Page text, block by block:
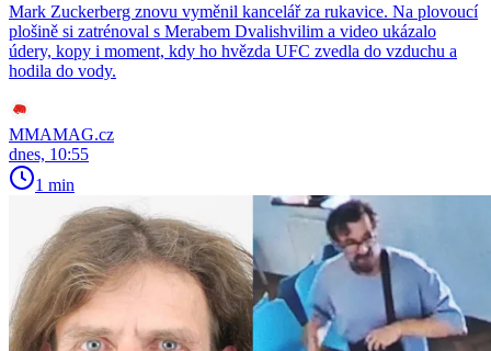
Mark Zuckerberg znovu vyměnil kancelář za rukavice. Na plovoucí
plošině si zatrénoval s Merabem Dvalishvilim a video ukázalo
údery, kopy i moment, kdy ho hvězda UFC zvedla do vzduchu a
hodila do vody.
MMAMAG.cz
dnes, 10:55
1 min